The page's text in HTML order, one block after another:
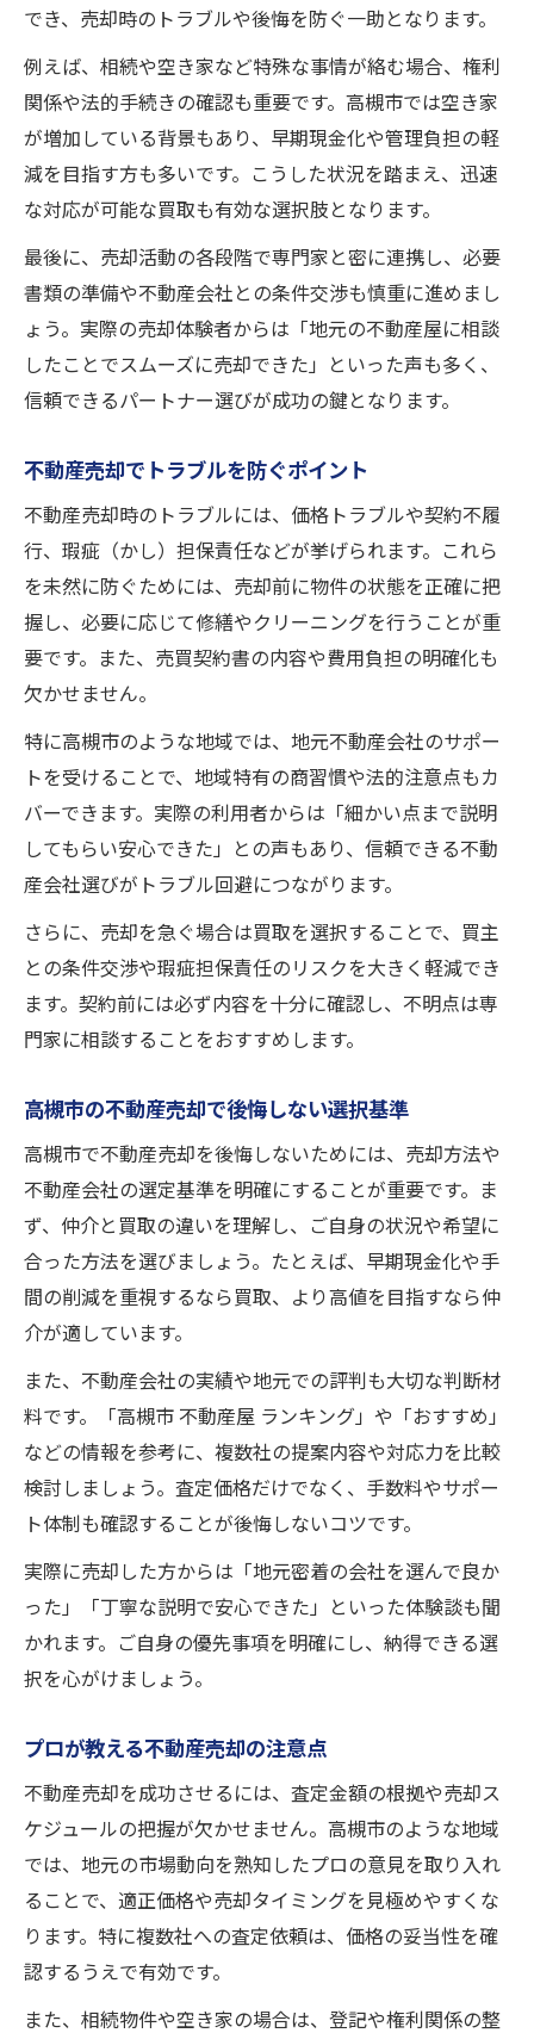
でき、売却時のトラブルや後悔を防ぐ一助となります。
例えば、相続や空き家など特殊な事情が絡む場合、権利
関係や法的手続きの確認も重要です。高槻市では空き家
が増加している背景もあり、早期現金化や管理負担の軽
減を目指す方も多いです。こうした状況を踏まえ、迅速
な対応が可能な買取も有効な選択肢となります。
最後に、売却活動の各段階で専門家と密に連携し、必要
書類の準備や不動産会社との条件交渉も慎重に進めまし
ょう。実際の売却体験者からは「地元の不動産屋に相談
したことでスムーズに売却できた」といった声も多く、
信頼できるパートナー選びが成功の鍵となります。
不動産売却でトラブルを防ぐポイント
不動産売却時のトラブルには、価格トラブルや契約不履
行、瑕疵（かし）担保責任などが挙げられます。これら
を未然に防ぐためには、売却前に物件の状態を正確に把
握し、必要に応じて修繕やクリーニングを行うことが重
要です。また、売買契約書の内容や費用負担の明確化も
欠かせません。
特に高槻市のような地域では、地元不動産会社のサポー
トを受けることで、地域特有の商習慣や法的注意点もカ
バーできます。実際の利用者からは「細かい点まで説明
してもらい安心できた」との声もあり、信頼できる不動
産会社選びがトラブル回避につながります。
さらに、売却を急ぐ場合は買取を選択することで、買主
との条件交渉や瑕疵担保責任のリスクを大きく軽減でき
ます。契約前には必ず内容を十分に確認し、不明点は専
門家に相談することをおすすめします。
高槻市の不動産売却で後悔しない選択基準
高槻市で不動産売却を後悔しないためには、売却方法や
不動産会社の選定基準を明確にすることが重要です。ま
ず、仲介と買取の違いを理解し、ご自身の状況や希望に
合った方法を選びましょう。たとえば、早期現金化や手
間の削減を重視するなら買取、より高値を目指すなら仲
介が適しています。
また、不動産会社の実績や地元での評判も大切な判断材
料です。「高槻市 不動産屋 ランキング」や「おすすめ」
などの情報を参考に、複数社の提案内容や対応力を比較
検討しましょう。査定価格だけでなく、手数料やサポー
ト体制も確認することが後悔しないコツです。
実際に売却した方からは「地元密着の会社を選んで良か
った」「丁寧な説明で安心できた」といった体験談も聞
かれます。ご自身の優先事項を明確にし、納得できる選
択を心がけましょう。
プロが教える不動産売却の注意点
不動産売却を成功させるには、査定金額の根拠や売却ス
ケジュールの把握が欠かせません。高槻市のような地域
では、地元の市場動向を熟知したプロの意見を取り入れ
ることで、適正価格や売却タイミングを見極めやすくな
ります。特に複数社への査定依頼は、価格の妥当性を確
認するうえで有効です。
また、相続物件や空き家の場合は、登記や権利関係の整